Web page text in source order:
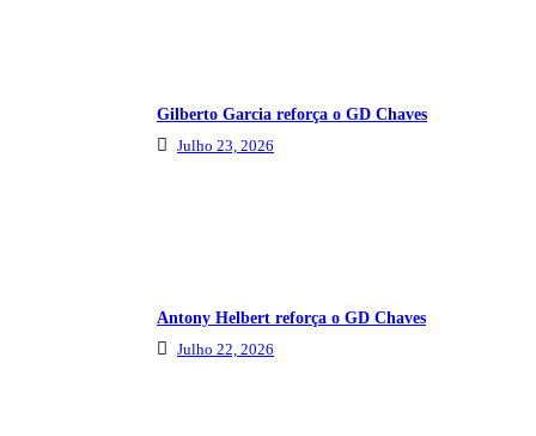
Gilberto Garcia reforça o GD Chaves
Julho 23, 2026
Antony Helbert reforça o GD Chaves
Julho 22, 2026